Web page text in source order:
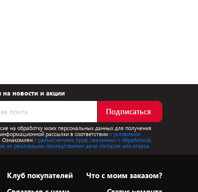
на новости и акции
Подписаться
на обработку моих персональных данных для получения
рассылки в соответствиис условиями
Ознакомлен с разъяснением прав, связанных с обработкой,
их реализации, последствиями дачи согласия или отказа.
Клуб покупателей
Что с моим заказом?